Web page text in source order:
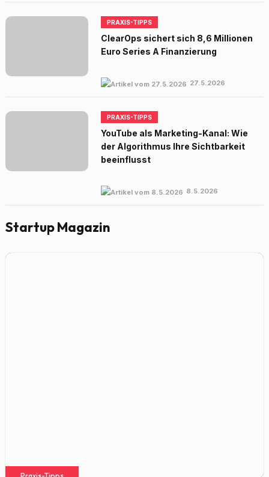
PRAXIS-TIPPS
ClearOps sichert sich 8,6 Millionen
Euro Series A Finanzierung
27.5.2026
PRAXIS-TIPPS
YouTube als Marketing-Kanal: Wie
der Algorithmus Ihre Sichtbarkeit
beeinflusst
8.5.2026
Startup Magazin